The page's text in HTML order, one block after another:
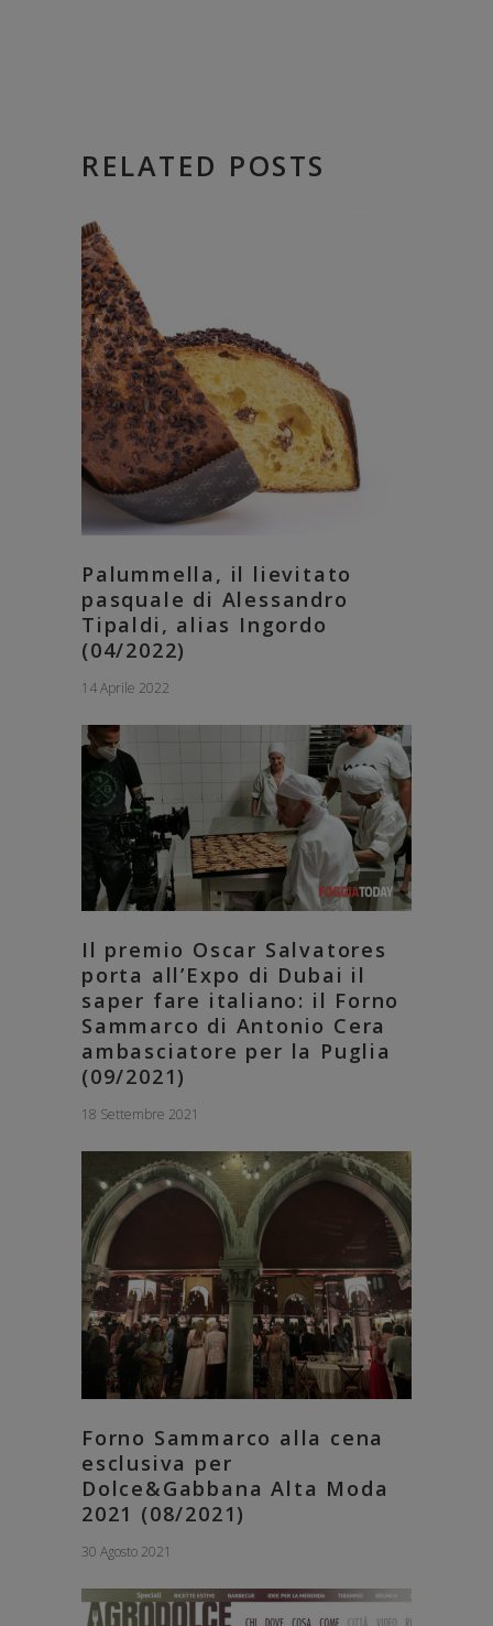
RELATED POSTS
Palummella, il lievitato
pasquale di Alessandro
Tipaldi, alias Ingordo
(04/2022)
14 Aprile 2022
Il premio Oscar Salvatores
porta all’Expo di Dubai il
saper fare italiano: il Forno
Sammarco di Antonio Cera
ambasciatore per la Puglia
(09/2021)
18 Settembre 2021
Forno Sammarco alla cena
esclusiva per
Dolce&Gabbana Alta Moda
2021 (08/2021)
30 Agosto 2021